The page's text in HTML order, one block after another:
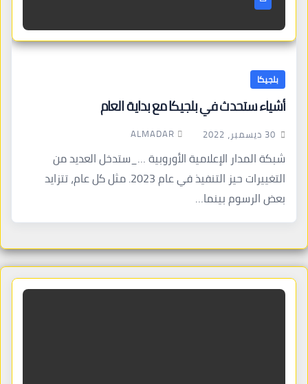
بلجيكا
أشياء ستحدث في بلجيكا مع بداية العام
30 ديسمبر، 2022 ALMADAR
شبكة المدار الإعلامية الأوروبية …_ستدخل العديد من
التغييرات حيز التنفيذ في عام 2023. مثل كل عام، تتزايد
بعض الرسوم بينما…